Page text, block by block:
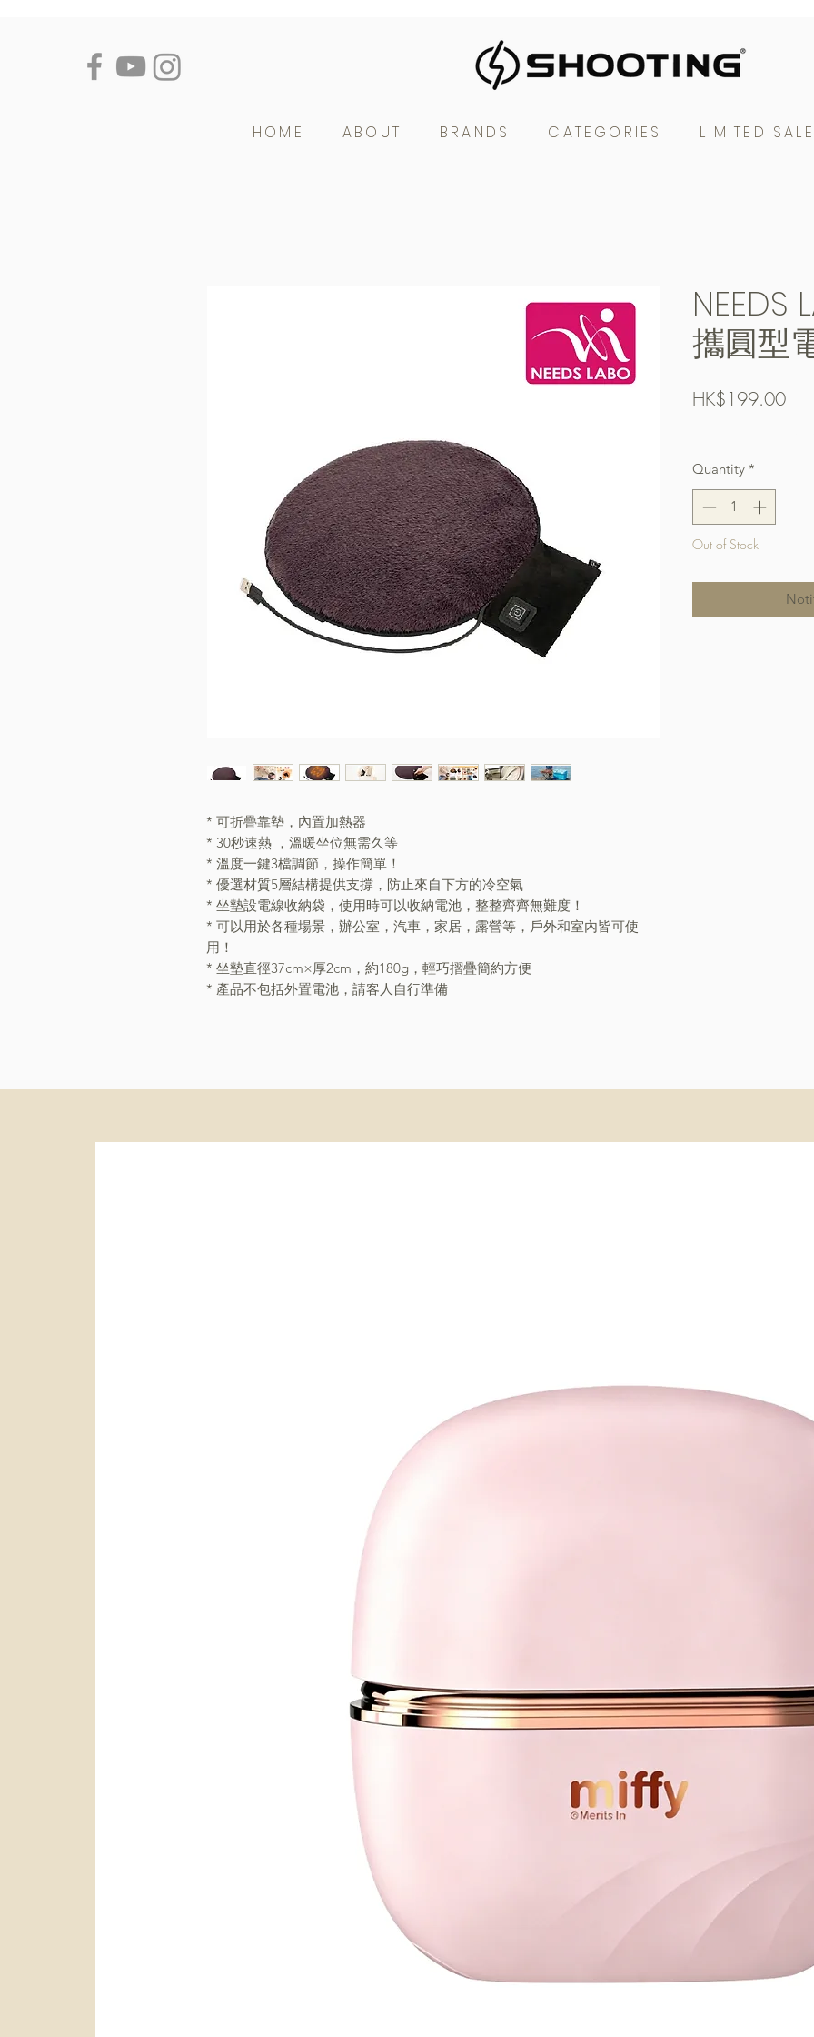
* 可折疊靠墊，內置加熱器
* 30秒速熱 ，溫暖坐位無需久等
* 溫度一鍵3檔調節，操作簡單！
* 優選材質5層結構提供支撐，防止來自下方的冷空氣
* 坐墊設電線收納袋，使用時可以收納電池，整整齊齊無難度！
* 可以用於各種場景，辦公室，汽車，家居，露營等，戶外和室內皆可使
用！
* 坐墊直徑37cm×厚2cm，約180g，輕巧摺疊簡約方便
* 產品不包括外置電池，請客人自行準備
NEEDS
攜圓型
HK$199.00Price
Quantity *
Out of Stock
HOME ABOUT BRANDS CATEGORIES LIMITED SALE